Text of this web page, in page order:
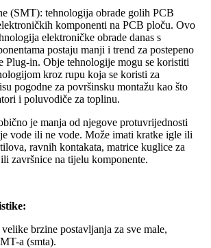
(SMT): tehnologija obrade golih PCB
komponenti na PCB ploču. Ovo
elektroničke obrade danas s
postaju manji i trend za postepeno
Plug-in. Obje tehnologije mogu se koristiti
kroz rupu koja se koristi za
pogodne za površinsku montažu kao što
i poluvodiče za toplinu.
je manja od njegove protuvrijednosti
vode ili ne vode. Može imati kratke igle ili
ravnih kontakata, matrice kuglice za
završnice na tijelu komponente.
brzine postavljanja za sve male,
a (smta).